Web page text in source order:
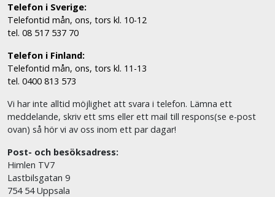
Telefon i Sverige:
Telefontid mån, ons, tors kl. 10-12
tel. 08 517 537 70
Telefon i Finland:
Telefontid mån, ons, tors kl. 11-13
tel. 0400 813 573
Vi har inte alltid möjlighet att svara i telefon. Lämna ett
meddelande, skriv ett sms eller ett mail till respons(se e-post
ovan) så hör vi av oss inom ett par dagar!
Post- och besöksadress:
Himlen TV7
Lastbilsgatan 9
754 54 Uppsala